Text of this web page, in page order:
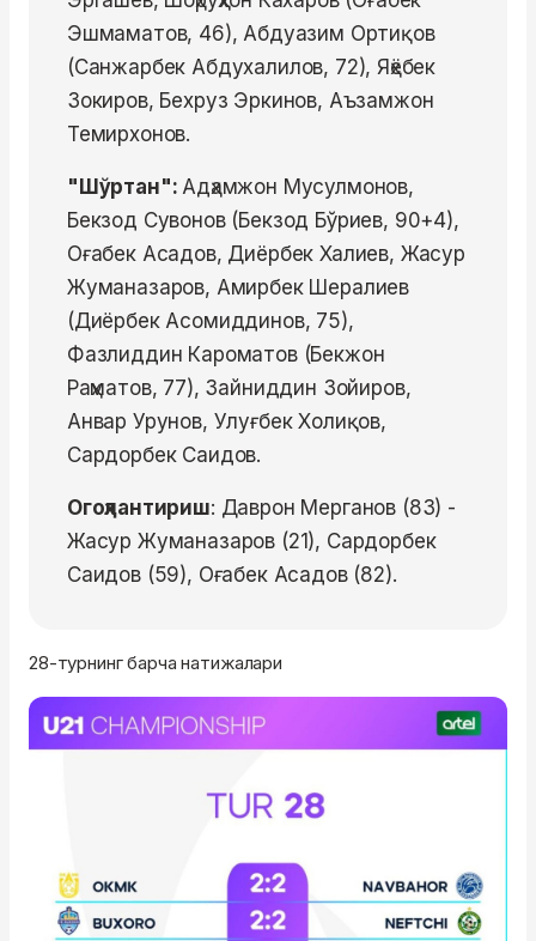
Эшмаматов, 46), Абдуазим Ортиқов
(Санжарбек Абдухалилов, 72), Яҳёбек
Зокиров, Бехруз Эркинов, Аъзамжон
Темирхонов.
"Шўртан": Адҳамжон Мусулмонов,
Бекзод Сувонов (Бекзод Бўриев, 90+4),
Оғабек Асадов, Диёрбек Халиев, Жасур
Жуманазаров, Амирбек Шералиев
(Диёрбек Асомиддинов, 75),
Фазлиддин Кароматов (Бекжон
Раҳматов, 77), Зайниддин Зойиров,
Анвар Урунов, Улуғбек Холиқов,
Сардорбек Саидов.
Огоҳлантириш: Даврон Мерганов (83) -
Жасур Жуманазаров (21), Сардорбек
Саидов (59), Оғабек Асадов (82).
28-турнинг барча натижалари